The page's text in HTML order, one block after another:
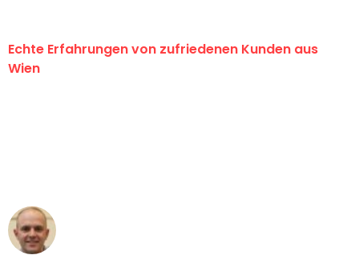
Echte Erfahrungen von zufriedenen Kunden aus
Wien